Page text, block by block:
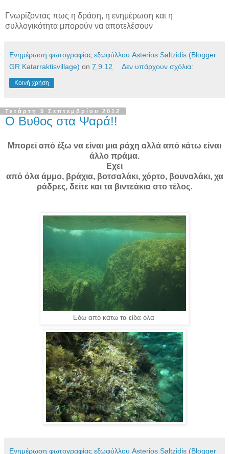
Γνωρίζοντας πως η δράση, η ενημέρωση και η
συλλογικότητα μπορούν να αποτελέσουν
Ενημέρωση φωτογραφίας εξωφύλλου Asterios Saltzidis (Blogger
GR Katarraktisvillage) on 7.9.12 Δεν υπάρχουν σχόλια:
Κοινή χρήση
Τετάρτη 5 Σεπτεμβρίου 2012
Ο Βυθος στα Ψαρά!!
Μπορεί από έξω να είναι μια ράχη αλλά από κάτω είναι
άλλο πράμα.
Εχει
από όλα άμμο, βράχια, βοτσαλάκι, χόρτο, βουναλάκι, χα
ράδρες, δείτε και τα βιντεάκια στο τέλος.
Εδω από κάτω τα είδα όλα
Ενημέρωση φωτογραφίας εξωφύλλου Asterios Saltzidis (Blogger